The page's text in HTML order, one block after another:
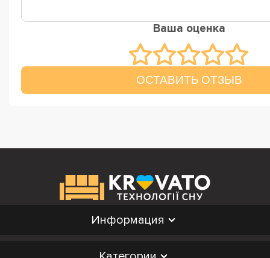
Ваша оценка
ОСТАВИТЬ ОТЗЫВ
Информация